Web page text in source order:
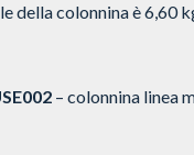
della colonnina è 6,60
– colonnina linea